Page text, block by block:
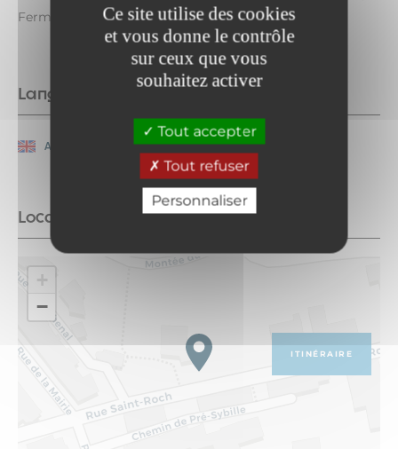
Ce site utilise des cookies
et vous donne le contrôle
sur ceux que vous
souhaitez activer
Tout accepter
Tout refuser
Personnaliser
Fermetures exceptionnelles les 14 juillet et 15 août.
Langues parlées
Anglais Français
Localisation
+
−
ITINÉRAIRE